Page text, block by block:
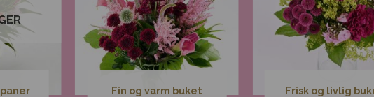
Fin og varm buket Frisk og livlig